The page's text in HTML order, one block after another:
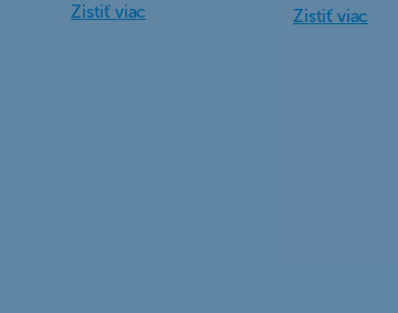
Zistiť viac
Zistiť viac